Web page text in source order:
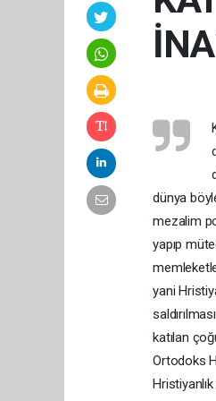
KATİLLER, CANİLER, ZALİMLER İNANÇLI